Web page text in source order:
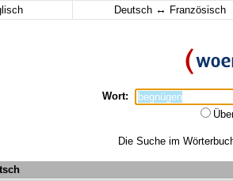
Deutsch ↔ Französisch
Wort:
Die Suche im